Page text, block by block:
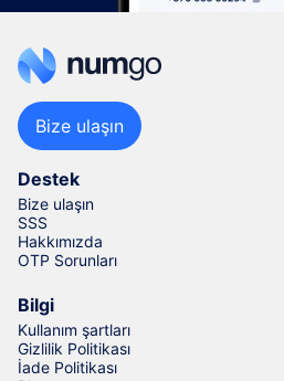
Destek
Bize ulaşın
SSS
Hakkımızda
OTP Sorunları
Bilgi
Kullanım şartları
Gizlilik Politikası
İade Politikası
Bize ulaşın